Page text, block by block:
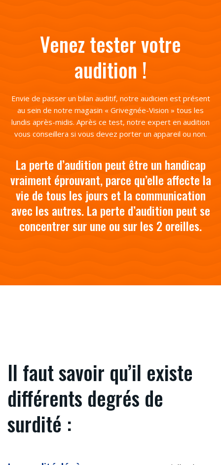
Venez tester votre
audition !
Envie de passer un bilan auditif, notre audicien est présent
au sein de notre magasin « Grivegnée-Vision » tous les
lundis après-midis. Après ce test, notre expert en audition
vous conseillera si vous devez porter un appareil ou non.
La perte d’audition peut être un handicap
vraiment éprouvant, parce qu’elle affecte la
vie de tous les jours et la communication
avec les autres. La perte d’audition peut se
concentrer sur une ou sur les 2 oreilles.
Il faut savoir qu’il existe
différents degrés de
surdité :